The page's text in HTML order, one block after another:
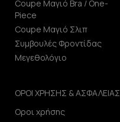
Coupe Μαγιό Bra / One-
Piece
Coupe Μαγιό Σλιπ
Συμβουλές Φροντίδας
Μεγεθολόγιο
ΟΡΟΙ ΧΡΗΣΗΣ & ΑΣΦΑΛΕΙΑΣ
Οροι χρήσης